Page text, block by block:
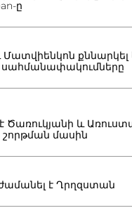
ը
Մատվիենկոն
Ծառուկյանի և
շորթման մասին
է Ղրղզստան